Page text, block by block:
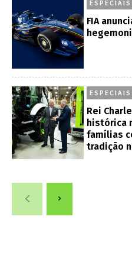
ESPECIAIS
FIA
ESPECIAIS
Rei
histórica
famílias
tradição